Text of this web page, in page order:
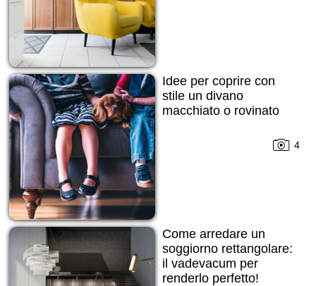
Idee per coprire con
stile un divano
macchiato o rovinato
4
Come arredare un
soggiorno rettangolare:
il vadevacum per
renderlo perfetto!